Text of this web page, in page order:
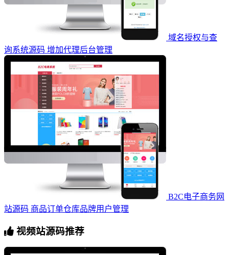
域名授权与查
询系统源码 增加代理后台管理
B2C电子商务网
站源码 商品订单仓库品牌用户管理
视频站源码推荐